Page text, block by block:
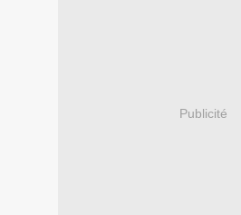
Publicité